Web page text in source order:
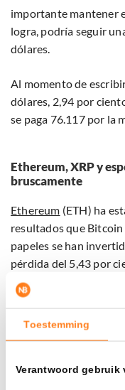
Toestemming
Verantwoord gebruik
importante mantener
logra, podría seguir
dólares.
Al momento de
dólares, 2,94 por
se paga 76.117 por la
Ethereum, XRP y
bruscamente
Ethereum (ETH) ha
resultados que
papeles se han
pérdida del 5,43 por
Ripple (XRP) ha
artículo puedes leer